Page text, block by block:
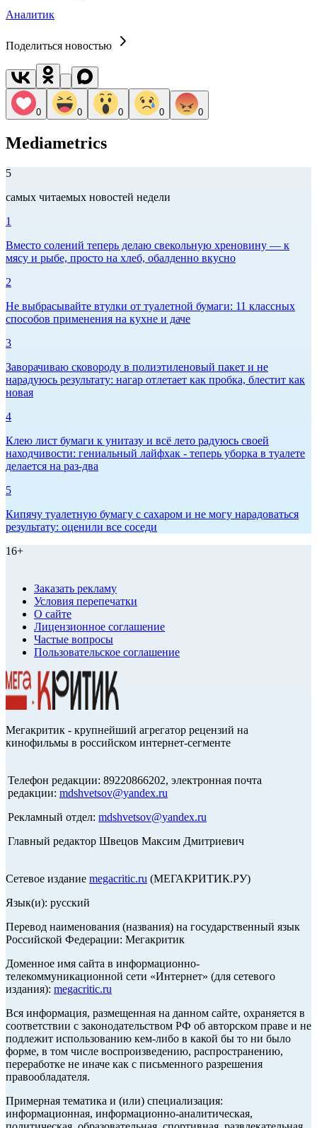
Аналитик
Поделиться новостью
0 0 0 0 0
Mediametrics
5
самых читаемых новостей недели
1
Вместо солений теперь делаю свекольную хреновину — к
мясу и рыбе, просто на хлеб, обалденно вкусно
2
Не выбрасывайте втулки от туалетной бумаги: 11 классных
способов применения на кухне и даче
3
Заворачиваю сковороду в полиэтиленовый пакет и не
нарадуюсь результату: нагар отлетает как пробка, блестит как
новая
4
Клею лист бумаги к унитазу и всё лето радуюсь своей
находчивости: гениальный лайфхак - теперь уборка в туалете
делается на раз-два
5
Кипячу туалетную бумагу с сахаром и не могу нарадоваться
результату: оценили все соседи
16+
Заказать рекламу
Условия перепечатки
О сайте
Лицензионное соглашение
Частые вопросы
Пользовательское соглашение
Мегакритик - крупнейший агрегатор рецензий на
кинофильмы в российском интернет-сегменте
Телефон редакции: 89220866202, электронная почта
редакции: mdshvetsov@yandex.ru
Рекламный отдел: mdshvetsov@yandex.ru
Главный редактор Швецов Максим Дмитриевич
Сетевое издание megacritic.ru (МЕГАКРИТИК.РУ)
Язык(и): русский
Перевод наименования (названия) на государственный язык
Российской Федерации: Мегакритик
Доменное имя сайта в информационно-
телекоммуникационной сети «Интернет» (для сетевого
издания): megacritic.ru
Вся информация, размещенная на данном сайте, охраняется в
соответствии с законодательством РФ об авторском праве и не
подлежит использованию кем-либо в какой бы то ни было
форме, в том числе воспроизведению, распространению,
переработке не иначе как с письменного разрешения
правообладателя.
Примерная тематика и (или) специализация:
информационная, информационно-аналитическая,